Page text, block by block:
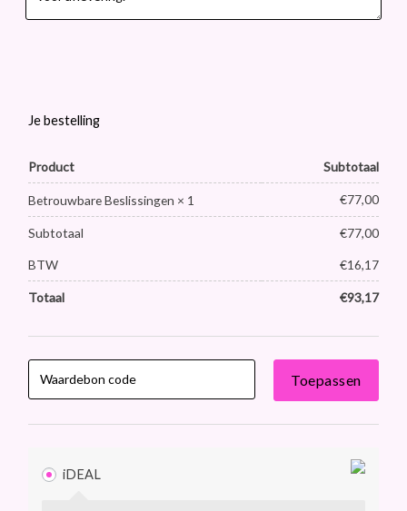
Je bestelling
Product Subtotaal
Betrouwbare Beslissingen × 1 €77,00
Subtotaal €77,00
BTW €16,17
Totaal €93,17
Toepassen
iDEAL